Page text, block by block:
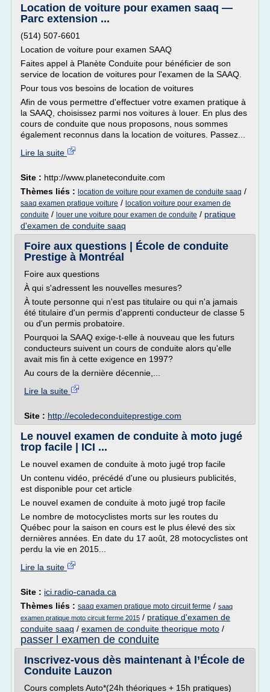
Location de voiture pour examen saaq —
Parc extension ...
(514) 507-6601
Location de voiture pour examen SAAQ
Faites appel à Planète Conduite pour bénéficier de son
service de location de voitures pour l'examen de la SAAQ.
Pour tous vos besoins de location de voitures
Afin de vous permettre d'effectuer votre examen pratique à
la SAAQ, choisissez parmi nos voitures à louer. En plus des
cours de conduite que nous proposons, nous sommes
également reconnus dans la location de voitures. Passez...
Lire la suite
Site : http://www.planeteconduite.com
Thèmes liés : location de voiture pour examen de conduite saaq /
saaq examen pratique voiture / location voiture pour examen de
conduite / louer une voiture pour examen de conduite / pratique
d'examen de conduite saaq
Foire aux questions | École de conduite
Prestige à Montréal
Foire aux questions
À qui s'adressent les nouvelles mesures?
À toute personne qui n'est pas titulaire ou qui n'a jamais
été titulaire d'un permis d'apprenti conducteur de classe 5
ou d'un permis probatoire.
Pourquoi la SAAQ exige-t-elle à nouveau que les futurs
conducteurs suivent un cours de conduite alors qu'elle
avait mis fin à cette exigence en 1997?
Au cours de la dernière décennie,...
Lire la suite
Site : http://ecoledeconduiteprestige.com
Le nouvel examen de conduite à moto jugé
trop facile | ICI ...
Le nouvel examen de conduite à moto jugé trop facile
Un contenu vidéo, précédé d'une ou plusieurs publicités,
est disponible pour cet article
Le nouvel examen de conduite à moto jugé trop facile
Le nombre de motocyclistes morts sur les routes du
Québec pour la saison en cours est le plus élevé des six
dernières années. En date du 17 août, 28 motocyclistes ont
perdu la vie en 2015...
Lire la suite
Site : ici.radio-canada.ca
Thèmes liés : saaq examen pratique moto circuit ferme / saaq
examen pratique moto circuit ferme 2015 / pratique d'examen de
conduite saaq / examen de conduite theorique moto /
passer l examen de conduite
Inscrivez-vous dès maintenant à l’École de
Conduite Lauzon
Cours complets Auto*(24h théoriques + 15h pratiques)